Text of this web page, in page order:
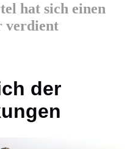
hat sich einen
verdient
der